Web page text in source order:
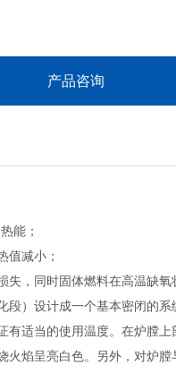
产品咨询
能；
值减小；
，同时固体燃料在高温缺
）设计成一个基本密闭的
适当的使用温度。在炉膛
焰呈亮白色。另外，对炉